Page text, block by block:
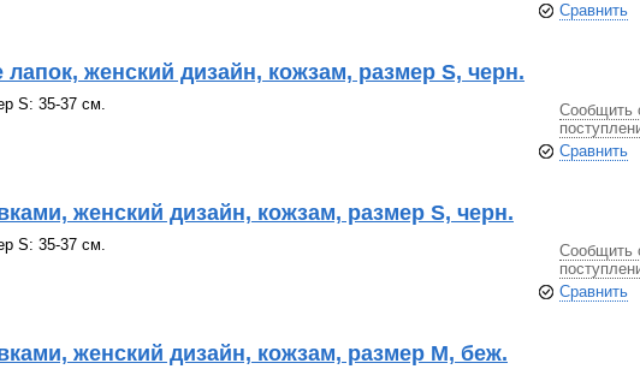
Сравнить
женский дизайн, кожзам, размер S, черн.
S: 35-37 см.
Сообщить
Сравнить
женский дизайн, кожзам, размер S, черн.
S: 35-37 см.
Сообщить
Сравнить
женский дизайн, кожзам, размер М, беж.